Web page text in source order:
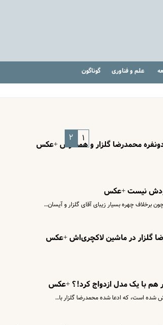
علم و فناوری گوناگون
محمدرضا گلزار و همسرش +عکس
خودش نیست +عکس
چهره بسیار زیبای آقای گلزار و آیسان…
گلزار در ماشین لاکچری‌اش +عکس
هم با یک مدل ازدواج کرد!؟ +عکس
شده است، که ادعا شده محمدرضا گلزار با…
۱ ۲